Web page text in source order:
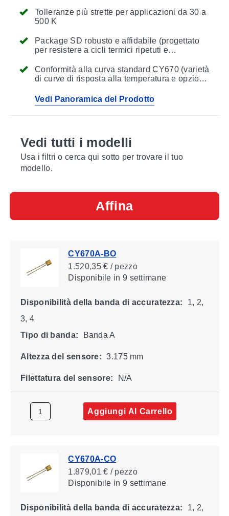
Tolleranze più strette per applicazioni da 30 a
500 K
Package SD robusto e affidabile (progettato
per resistere a cicli termici ripetuti e
Conformità alla curva standard CY670 (varietà
di curve di risposta alla temperatura e opzioni
Vedi Panoramica del Prodotto
Vedi tutti i modelli
Usa i filtri o cerca qui sotto per trovare il tuo
modello.
Affina
CY670A-BO
1.520,35 € / pezzo
Disponibile in 9 settimane
Disponibilità della banda di accuratezza:
1, 2,
3, 4
Tipo di banda:
Banda A
Altezza del sensore: 3.175 mm
Filettatura del sensore: N/A
Aggiungi Al Carrello
CY670A-CO
1.879,01 € / pezzo
Disponibile in 9 settimane
Disponibilità della banda di accuratezza:
1, 2,